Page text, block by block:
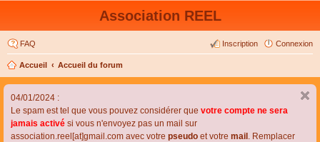
Association REEL
FAQ Connexion
Inscription
Accueil Accueil du forum
04/01/2024 :
Le spam est tel que vous pouvez considérer que votre compte ne sera
jamais activé si vous n'envoyez pas un mail sur
association.reel[at]gmail.com avec votre pseudo et votre mail . Remplacer